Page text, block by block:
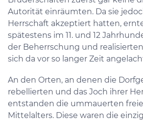
Autorität einräumten. Da sie
Herrschaft akzeptiert hatten,
spätestens im 11. und 12
der Beherrschung und
sich da vor so langer Zeit
An den Orten, an denen die
rebellierten und das Joch ihrer
entstanden die ummauerten
Mittelalters. Diese waren die